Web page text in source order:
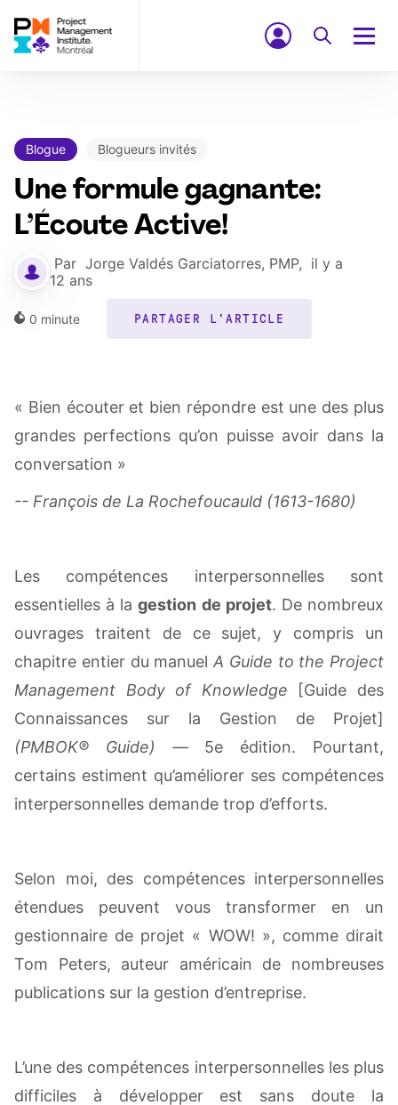
Blogue Blogueurs invités
Une formule gagnante:
L’Écoute Active!
Par Jorge Valdés Garciatorres, PMP, il y a
12 ans
0 minute PARTAGER L'ARTICLE
« Bien écouter et bien répondre est une des plus
grandes perfections qu’on puisse avoir dans la
conversation »
-- François de La Rochefoucauld (1613-1680)
Les compétences interpersonnelles sont
essentielles à lagestion de projet. De nombreux
ouvrages traitent de ce sujet, y compris un
chapitre entier du manuel A Guide to the Project
Management Body of Knowledge
[Guide des
Connaissances sur la Gestion de Projet]
(PMBOK® Guide) — 5e édition. Pourtant,
certains estiment qu’améliorer ses compétences
interpersonnelles demande trop d’efforts.
Selon moi, des compétences interpersonnelles
étendues peuvent vous transformer en un
gestionnaire de projet « WOW! », comme dirait
Tom Peters, auteur américain de nombreuses
publications sur la gestion d’entreprise.
L’une des compétences interpersonnelles les plus
difficiles à développer est sans doute la